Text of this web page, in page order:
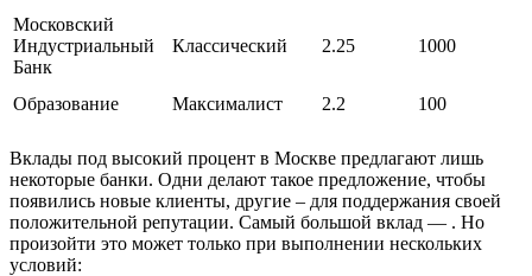
Московский
Индустриальный
Банк
Классический 2.25 1000
Образование Максималист 2.2 100
Вклады под высокий процент в Москве предлагают лишь
некоторые банки. Одни делают такое предложение, чтобы
появились новые клиенты, другие – для поддержания своей
положительной репутации. Самый большой вклад — . Но
произойти это может только при выполнении нескольких
условий: